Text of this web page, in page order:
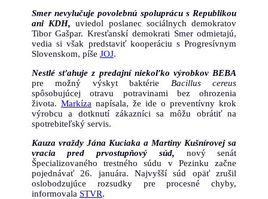
Smer nevylučuje povolebnú spoluprácu s Republikou
ani KDH, uviedol poslanec sociálnych demokratov
Tibor Gašpar. Kresťanskí demokrati Smer odmietajú,
vedia si však predstaviť kooperáciu s Progresívnym
Slovenskom, píše JOJ.
Nestlé sťahuje z predajní niekoľko výrobkov BEBA
pre možný výskyt baktérie Bacillus cereus
spôsobujúcej otravu potravinami bez ohrozenia
života. Markíza napísala, že ide o preventívny krok
výrobcu a dotknutí zákazníci sa môžu obrátiť na
spotrebiteľský servis.
Kauza vraždy Jána Kuciaka a Martiny Kušnírovej sa
vracia pred prvostupňový súd, nový senát
Špecializovaného trestného súdu v Pezinku začne
pojednávať 26. januára. Najvyšší súd opäť zrušil
oslobodzujúce rozsudky pre procesné chyby,
informovala STVR.